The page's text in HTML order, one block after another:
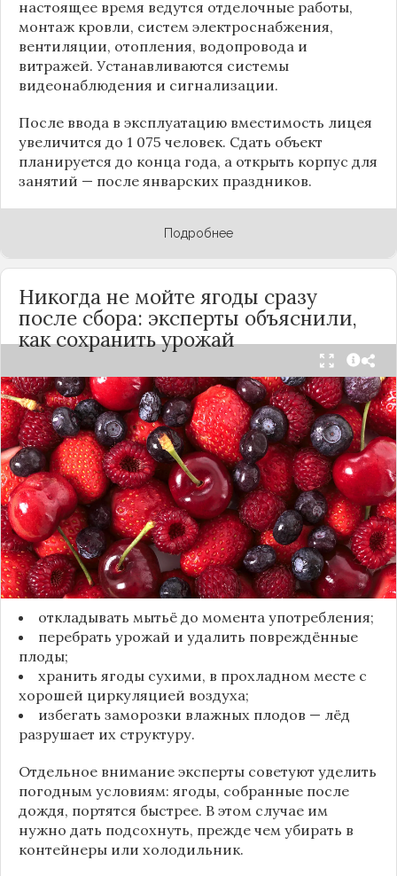
настоящее время ведутся отделочные работы,
монтаж кровли, систем электроснабжения,
вентиляции, отопления, водопровода и
витражей. Устанавливаются системы
видеонаблюдения и сигнализации.
После ввода в эксплуатацию вместимость лицея
увеличится до 1 075 человек. Сдать объект
планируется до конца года, а открыть корпус для
занятий — после январских праздников.
Подробнее
Никогда не мойте ягоды сразу
после сбора: эксперты объяснили,
как сохранить урожай
Мытьё ягод сразу после сбора может обернуться
полной потерей урожая. Как отмечает канал
«Сделай сам», на поверхности плодов есть
естественный восковой налёт, который играет
роль природного барьера. Он защищает ягоды
от пересыхания, бактерий и плесени. При
смывании этого слоя плоды быстро начинают
темнеть, покрываться налётом и терять вкус.
Чтобы ягоды сохранили свежесть, специалисты
рекомендуют:
откладывать мытьё до момента употребления;
перебрать урожай и удалить повреждённые
плоды;
хранить ягоды сухими, в прохладном месте с
хорошей циркуляцией воздуха;
избегать заморозки влажных плодов — лёд
разрушает их структуру.
Отдельное внимание эксперты советуют уделить
погодным условиям: ягоды, собранные после
дождя, портятся быстрее. В этом случае им
нужно дать подсохнуть, прежде чем убирать в
контейнеры или холодильник.